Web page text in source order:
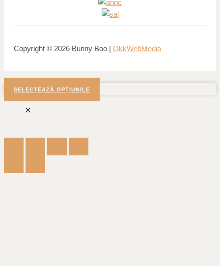
Copyright © 2026 Bunny Boo | OkkWebMedia
SELECTEAZĂ OPȚIUNILE